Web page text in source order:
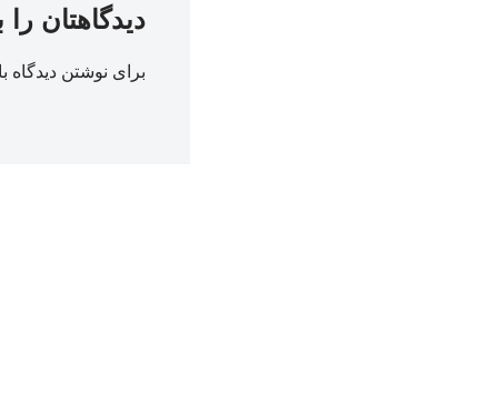
دیدگاهتان را
برای نوشتن دیدگاه